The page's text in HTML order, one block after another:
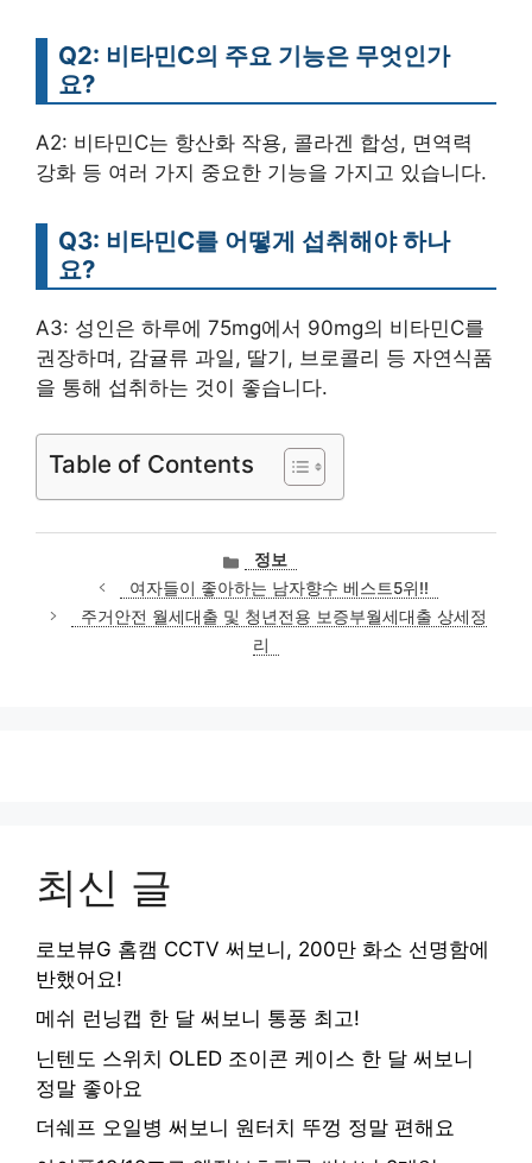
Q2: 비타민C의 주요 기능은 무엇인가
요?
A2: 비타민C는 항산화 작용, 콜라겐 합성, 면역력
강화 등 여러 가지 중요한 기능을 가지고 있습니다.
Q3: 비타민C를 어떻게 섭취해야 하나
요?
A3: 성인은 하루에 75mg에서 90mg의 비타민C를
권장하며, 감귤류 과일, 딸기, 브로콜리 등 자연식품
을 통해 섭취하는 것이 좋습니다.
Table of Contents
카
테
고
리
정보
여자들이 좋아하는 남자향수 베스트5위!!
주거안전 월세대출 및 청년전용 보증부월세대출 상세정
리
최신 글
로보뷰G 홈캠 CCTV 써보니, 200만 화소 선명함에
반했어요!
메쉬 런닝캡 한 달 써보니 통풍 최고!
닌텐도 스위치 OLED 조이콘 케이스 한 달 써보니
정말 좋아요
더쉐프 오일병 써보니 원터치 뚜껑 정말 편해요